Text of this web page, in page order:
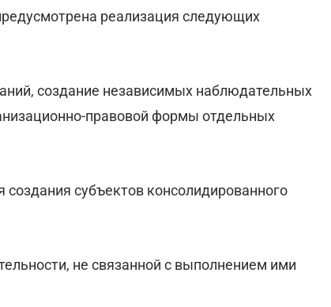
реализация следующих
создание независимых наблюдательных
правовой формы отдельных
субъектов консолидированного
не связанной с выполнением ими